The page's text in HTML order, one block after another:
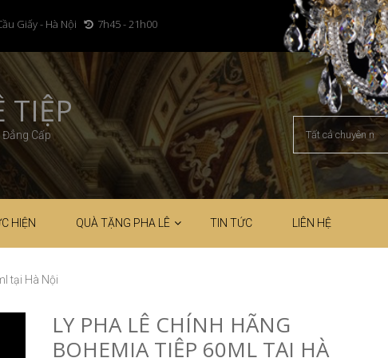
Giấy - Hà Nội 7h45 - 21h00
TIỆP
Cấp
HIỆN QUÀ TẶNG PHA LÊ TIN TỨC LIÊN HỆ
tại Hà Nội
LY PHA LÊ CHÍNH HÃNG
BOHEMIA TIỆP 60ML TẠI HÀ